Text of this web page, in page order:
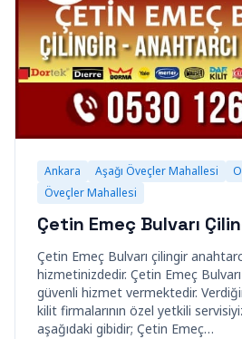
Ankara Aşağı Öveçler Mahallesi
Öveçler Mahallesi
Çetin Emeç Bulvarı
Çetin Emeç Bulvarı çilingir
hizmetinizdedir. Çetin Emeç
güvenli hizmet vermektedir.
kilit firmalarının özel yetkili
aşağıdaki gibidir; Çetin Emeç…